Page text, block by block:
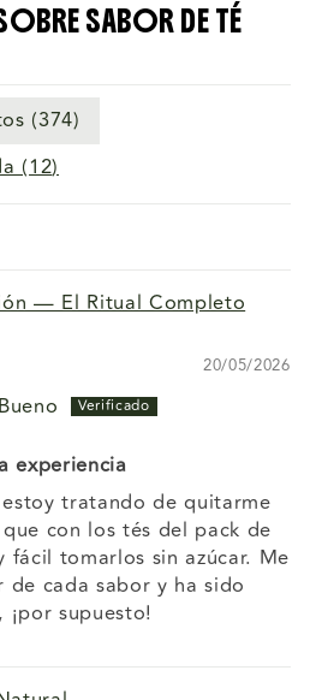
SABOR DE TÉ
(374)
(12)
— El Ritual Completo
20/05/2026
experiencia
tratando de quitarme
con los tés del pack de
fácil tomarlos sin azúcar. Me
cada sabor y ha sido
supuesto!